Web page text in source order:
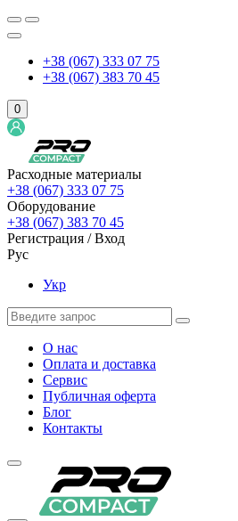
+38 (067) 333 07 75
+38 (067) 383 70 45
0
Расходные материалы
+38 (067) 333 07 75
Оборудование
+38 (067) 383 70 45
Регистрация / Вход
Рус
Укр
О нас
Оплата и доставка
Сервис
Публичная оферта
Блог
Контакты